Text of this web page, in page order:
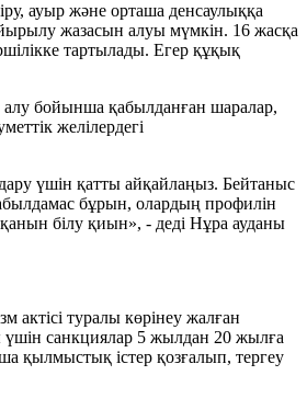
ауыр және орташа денсаулыққа
жазасын алуы мүмкін. 16 жасқа
тартылады. Егер құқық
бойынша қабылданған шаралар,
желілердегі
үшін қатты айқайлаңыз. Бейтаныс
бұрын, олардың профилін
білу қиын», - деді Нұра ауданы
актісі туралы көрінеу жалған
санкциялар 5 жылдан 20 жылға
қылмыстық істер қозғалып, тергеу